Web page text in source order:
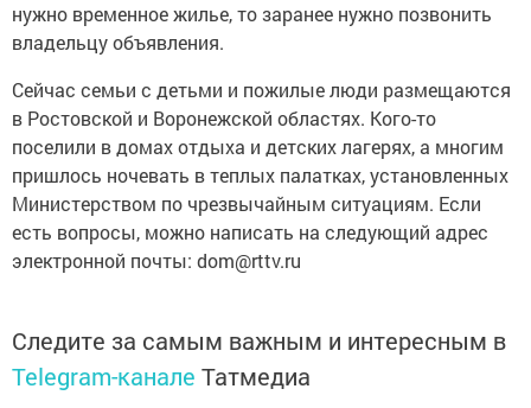
нужно временное жилье, то заранее нужно позвонить
владельцу объявления.
Сейчас семьи с детьми и пожилые люди размещаются
в Ростовской и Воронежской областях. Кого-то
поселили в домах отдыха и детских лагерях, а многим
пришлось ночевать в теплых палатках, установленных
Министерством по чрезвычайным ситуациям. Если
есть вопросы, можно написать на следующий адрес
электронной почты: dom@rttv.ru
Следите за самым важным и интересным в
Telegram-канале Татмедиа